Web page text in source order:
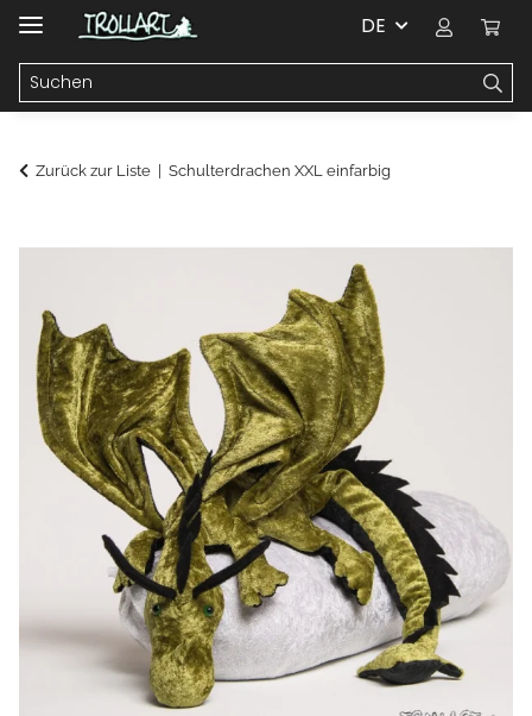
DE
Zurück zur Liste Schulterdrachen XXL einfarbig